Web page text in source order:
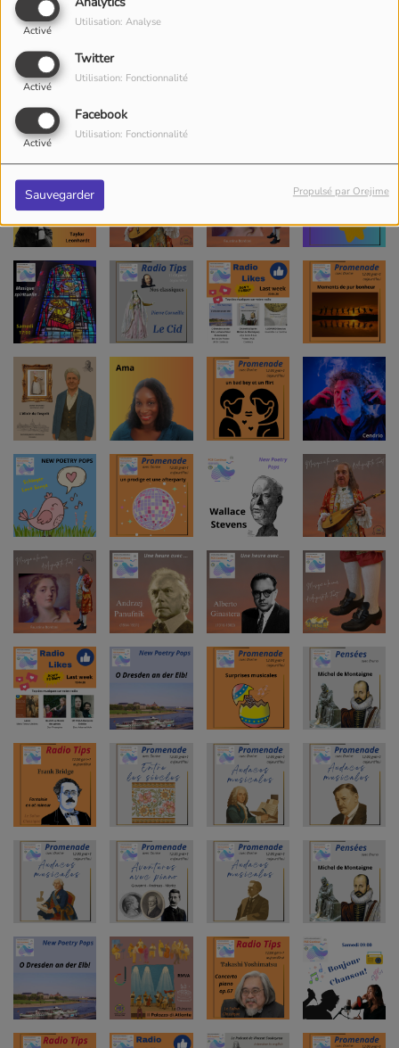
Activé
Utilisation: Analyse
Twitter
Activé
Utilisation: Fonctionnalité
Facebook
Activé
Utilisation: Fonctionnalité
Sauvegarder Propulsé par Orejime